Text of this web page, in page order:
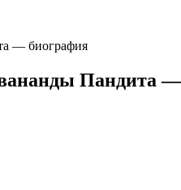
— биография
Пандита